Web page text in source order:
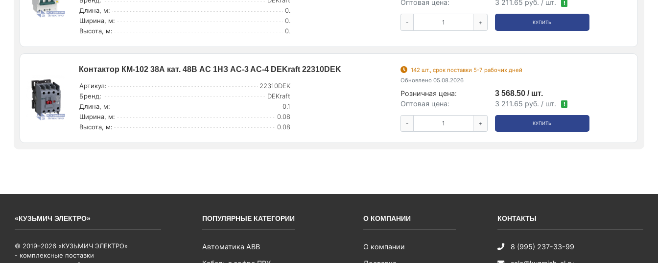
Длина, м:
0.
Ширина, м:
0.
Высота, м:
0.
Оптовая цена:
3 211.65 руб. / шт. !
- + КУПИТЬ
Контактор КМ-102 38А кат. 48В AC 1НЗ AC-3 AC-4 DEKraft 22310DEK
Артикул:
22310DEK
Бренд:
DEKraft
Длина, м:
0.1
Ширина, м:
0.08
Высота, м:
0.08
142 шт., срок поставки 5-7 рабочих дней
Обновлено 05.08.2026
Розничная цена:
3 568.50 / шт.
Оптовая цена:
3 211.65 руб. / шт. !
- + КУПИТЬ
«КУЗЬМИЧ ЭЛЕКТРО»
© 2019–2026 «КУЗЬМИЧ ЭЛЕКТРО»
- комплексные поставки
ПОПУЛЯРНЫЕ КАТЕГОРИИ
Автоматика ABB
О КОМПАНИИ
О компании
КОНТАКТЫ
8 (995) 237-33-99